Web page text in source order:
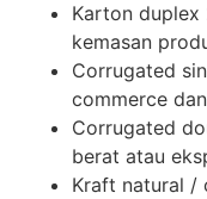
Karton
kemasan
Corrugated
commerce
Corrugated
berat atau
Kraft natural /